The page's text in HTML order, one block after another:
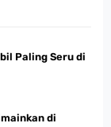
Paling Seru di
di